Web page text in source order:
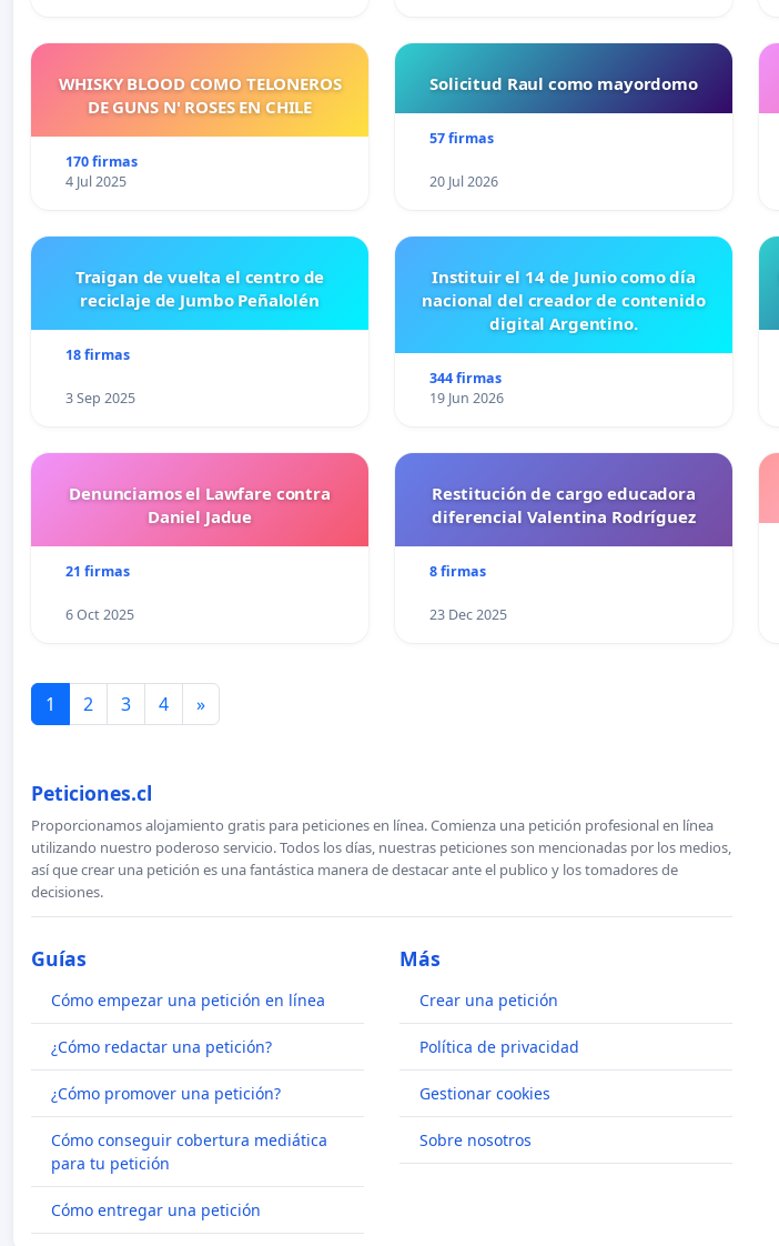
WHISKY BLOOD COMO TELONEROS
DE GUNS N' ROSES EN CHILE
170 firmas
4 Jul 2025
Solicitud Raul como mayordomo
57 firmas
20 Jul 2026
Traigan de vuelta el centro de
reciclaje de Jumbo Peñalolén
18 firmas
3 Sep 2025
Instituir el 14 de Junio como día
nacional del creador de contenido
digital Argentino.
344 firmas
19 Jun 2026
Denunciamos el Lawfare contra
Daniel Jadue
21 firmas
6 Oct 2025
Restitución de cargo educadora
diferencial Valentina Rodríguez
8 firmas
23 Dec 2025
1 2 3 4 »
Peticiones.cl
Proporcionamos alojamiento gratis para peticiones en línea. Comienza una petición profesional en línea
utilizando nuestro poderoso servicio. Todos los días, nuestras peticiones son mencionadas por los medios,
así que crear una petición es una fantástica manera de destacar ante el publico y los tomadores de
decisiones.
Guías
Cómo empezar una petición en línea
¿Cómo redactar una petición?
¿Cómo promover una petición?
Cómo conseguir cobertura mediática
para tu petición
Cómo entregar una petición
Más
Crear una petición
Política de privacidad
Gestionar cookies
Sobre nosotros